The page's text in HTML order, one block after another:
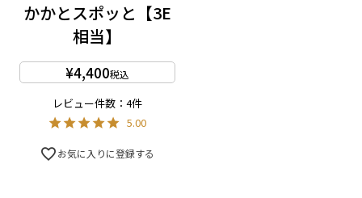
かかとスポッと【3E
相当】
¥4,400税込
レビュー件数：4件
5.00
お気に入りに登録する